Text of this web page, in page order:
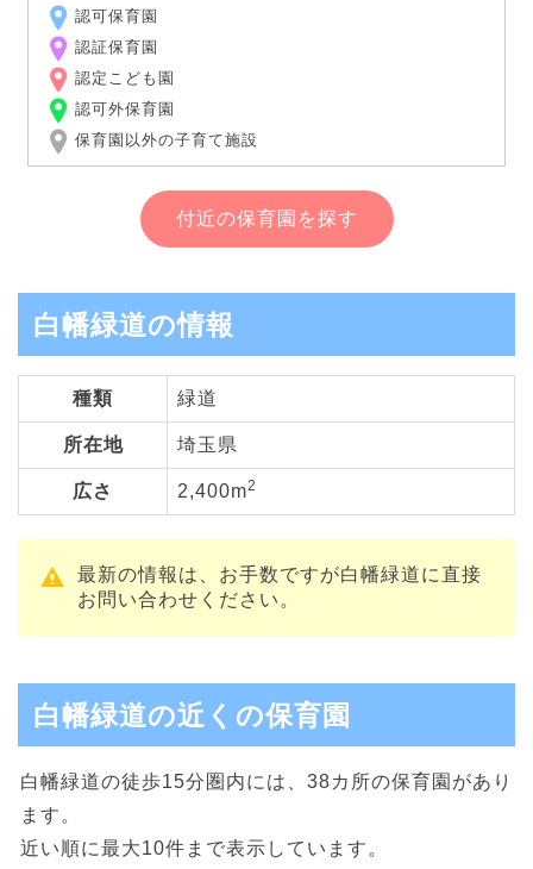
認可保育園
認証保育園
認定こども園
認可外保育園
保育園以外の子育て施設
付近の保育園を探す
白幡緑道の情報
種類 緑道
所在地 埼玉県
広さ 2,400m2
最新の情報は、お手数ですが白幡緑道に直接
お問い合わせください。
白幡緑道の近くの保育園
白幡緑道の徒歩15分圏内には、38カ所の保育園があり
ます。
近い順に最大10件まで表示しています。